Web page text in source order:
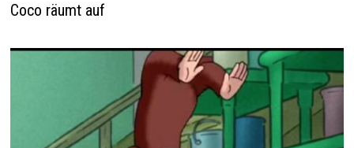
Coco räumt auf